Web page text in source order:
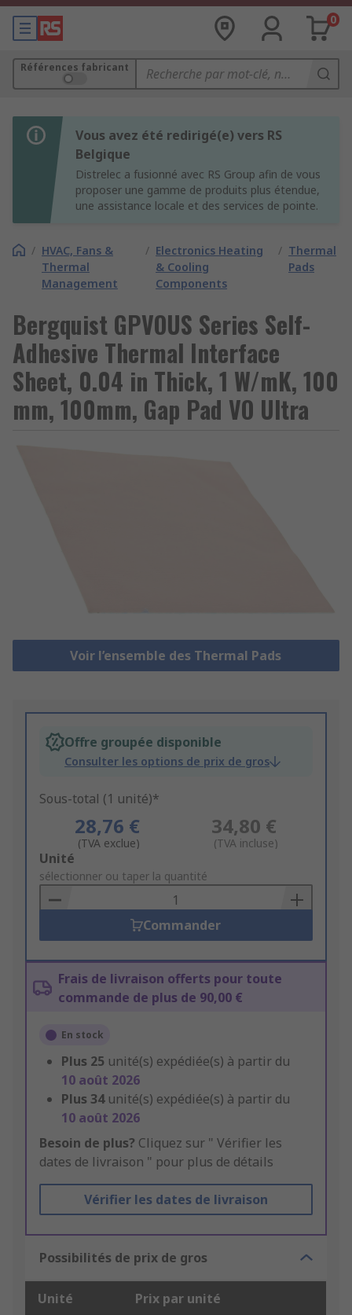
0
Références fabricant
Vous avez été redirigé(e) vers RS
Belgique
Distrelec a fusionné avec RS Group afin de vous
proposer une gamme de produits plus étendue,
une assistance locale et des services de pointe.
/ HVAC, Fans &
Thermal
Management
/ Electronics Heating
& Cooling
Components
/ Thermal
Pads
Bergquist GPVOUS Series Self-
Adhesive Thermal Interface
Sheet, 0.04 in Thick, 1 W/mK, 100
mm, 100mm, Gap Pad VO Ultra
Voir l’ensemble des Thermal Pads
Offre groupée disponible
Consulter les options de prix de gros
Sous-total (1 unité)*
28,76 €
(TVA exclue)
34,80 €
(TVA incluse)
Add
to
Basket
Unité
sélectionner ou taper la quantité
Commander
Frais de livraison offerts pour toute
commande de plus de 90,00 €
En stock
Plus 25 unité(s) expédiée(s) à partir du
10 août 2026
Plus 34 unité(s) expédiée(s) à partir du
10 août 2026
Besoin de plus? Cliquez sur " Vérifier les
dates de livraison " pour plus de détails
Vérifier les dates de livraison
Possibilités de prix de gros
Unité Prix par unité